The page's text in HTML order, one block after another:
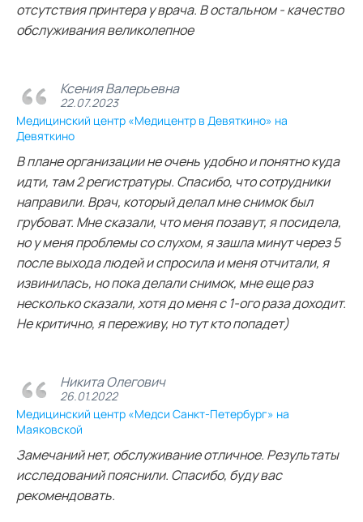
отсутствия принтера у врача. В остальном - качество
обслуживания великолепное
Ксения Валерьевна
22.07.2023
Медицинский центр «Медицентр в Девяткино» на
Девяткино
В плане организации не очень удобно и понятно куда
идти, там 2 регистратуры. Спасибо, что сотрудники
направили. Врач, который делал мне снимок был
грубоват. Мне сказали, что меня позавут, я посидела,
но у меня проблемы со слухом, я зашла минут через 5
после выхода людей и спросила и меня отчитали, я
извинилась, но пока делали снимок, мне еще раз
несколько сказали, хотя до меня с 1-ого раза доходит.
Не критично, я переживу, но тут кто попадет)
Никита Олегович
26.01.2022
Медицинский центр «Медси Санкт-Петербург» на
Маяковской
Замечаний нет, обслуживание отличное. Результаты
исследований пояснили. Спасибо, буду вас
рекомендовать.